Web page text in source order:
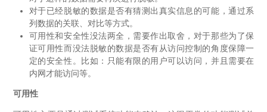
对于已经脱敏的数据是否有猜测出真实信息的可能，通过系
列数据的关联、对比等方式。
可用性和安全性没法两全，需要作出取舍，对于那些为了保
证可用性而没法脱敏的数据是否有从访问控制的角度保障一
定的安全性。比如：只能有限的用户可以访问，并且需要在
内网才能访问等。
可用性